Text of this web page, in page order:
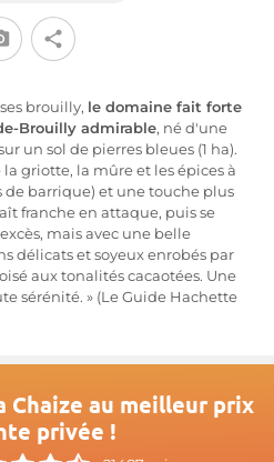
brouilly, le domaine fait forte
Brouilly admirable, né d'une
un sol de pierres bleues (1 ha).
griotte, la mûre et les épices à
de barrique) et une touche plus
franche en attaque, puis se
mais avec une belle
délicats et soyeux enrobés par
aux tonalités cacaotées. Une
sérénité. » (Le Guide Hachette
Chaize au meilleur prix
privée !